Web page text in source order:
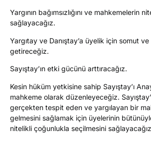
Yargının bağımsızlığını ve mahkemelerin
sağlayacağız.
Yargıtay ve Danıştay’a üyelik için somut
getireceğiz.
Sayıştay’ın etki gücünü arttıracağız.
Kesin hüküm yetkisine sahip Sayıştay’ı
mahkeme olarak düzenleyeceğiz.
gerçekten tespit eden ve yargılayan bir
gelmesini sağlamak için üyelerinin
nitelikli çoğunlukla seçilmesini